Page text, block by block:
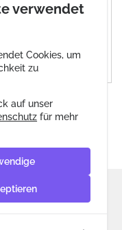
verwendet
Cookies, um
zu
auf unser
für mehr